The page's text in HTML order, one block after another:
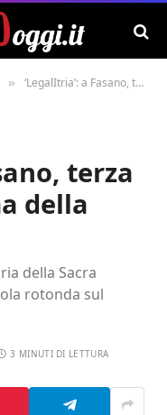
» ‘LegalItria’: a Fasano, terza giornata sul tema della legalità
terza
della
della Sacra
rotonda sul
3 MINUTI DI LETTURA